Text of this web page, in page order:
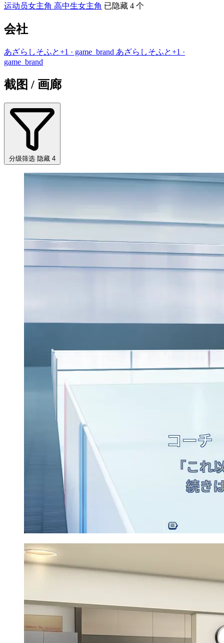
运动员女主角 高中生女主角 已隐藏 4 个
会社
あざらしそふと+1 · game_brand あざらしそふと+1 ·
game_brand
截图 / 画廊
分级筛选 隐藏 4